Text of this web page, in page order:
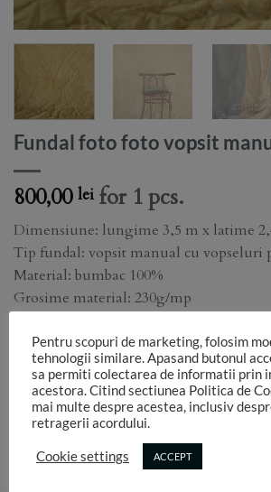
Fundal foto foto vopsit
800,00 lei for 1 pcs.
Dimensiune: lungime 3,5 m x latime
Tip fundal: vopsit manual cu vopseluri
Material: bumbac 100%
Grosime material: 230g/mp
Este fotografiat asa cum este, fara a-l
dreapta de stative sau a-l fixa in partea
face o idee mai clara asupra felului in
cand il primesti.
Recomand pastrarea lui strans
Pentru scopuri de marketing, folosim
tehnologii similare. Apasand butonul
sa permiti colectarea de informatii prin
acestora. Citind sectiunea Politica de
mai multe despre acestea, inclusiv
retragerii acordului.
Cookie settings ACCEPT